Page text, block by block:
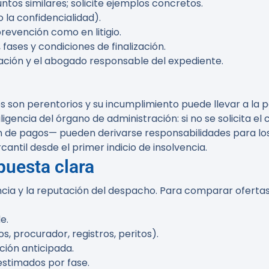
similares; solicite ejemplos concretos.
la confidencialidad).
como en litigio.
y condiciones de finalización.
y el abogado responsable del expediente.
perentorios y su incumplimiento puede llevar a la
del órgano de administración: si no se solicita
pagos— pueden derivarse responsabilidades para
desde el primer indicio de insolvencia.
clara
y la reputación del despacho. Para comparar
procurador, registros, peritos).
anticipada.
por fase.